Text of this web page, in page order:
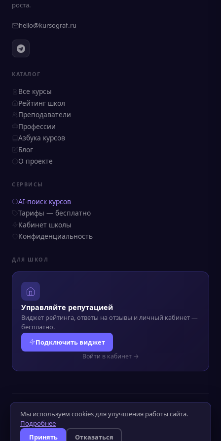
роста.
hello@kursograf.ru
КАТАЛОГ
Все курсы
Рейтинг школ
Преподаватели
Профессии
Азбука курсов
Блог
О проекте
СЕРВИСЫ
AI-поиск курсов
Тарифы — бесплатно
Кабинет школы
Конфиденциальность
ДЛЯ ШКОЛ
Управляйте репутацией
Виджет рейтинга, ответы на отзывы и личный кабинет —
бесплатно.
Подключить виджет
Войти в кабинет →
Политика конфиденциальности
Оператор ПД №52-25-232090
Слабовидящим
Слабослышащим
Мы используем cookies для улучшения работы сайта.
Подробнее
Принять
Отказаться